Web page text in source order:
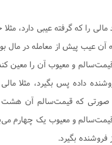
کتاب نذر
کتاب صید و ذباحه
کتاب اطعمه و اشربه
کتاب غصب
کتاب شفعه
کتاب احیاى موات
مالى را که گرفته عيبى دارد،
عيب پيش از معامله در مال
و معيوب آن را معين
داده پس بگيرد، مثلا
صورتى که قيمت‌سالم آن
و معيوب يک چهارم
فروشنده بگيرد.